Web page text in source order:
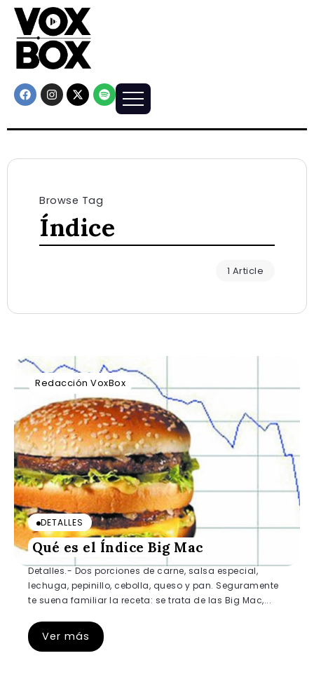
Browse Tag
Índice
1 Article
Redacción VoxBox
DETALLES
Qué es el Índice Big Mac
Detalles.- Dos porciones de carne, salsa especial,
lechuga, pepinillo, cebolla, queso y pan. Seguramente
te suena familiar la receta: se trata de las Big Mac,...
Ver más